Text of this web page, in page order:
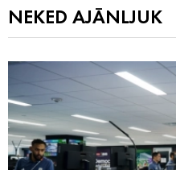
NEKED AJÁNLJUK